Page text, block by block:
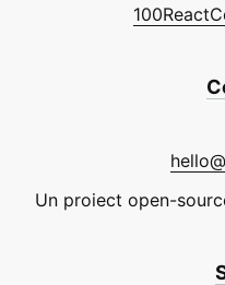
Un proiect open-